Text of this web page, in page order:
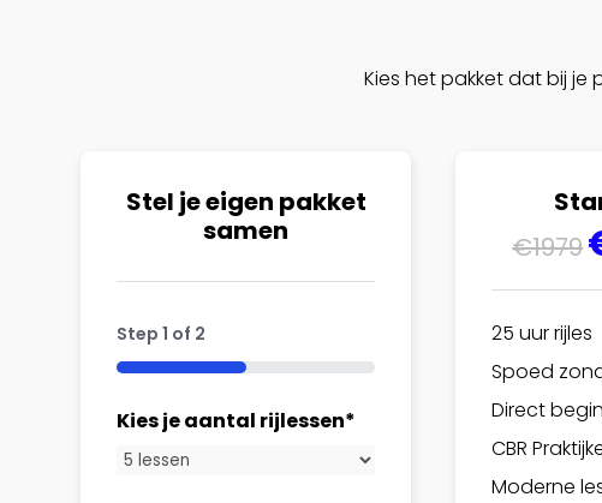
Kies het pakket dat bij je
Stel je eigen pakket
samen
Step1 of 2
50%
Kies je aantal rijlessen*
€1979
25 uur rijles
Spoed
Direct
CBR
Moderne